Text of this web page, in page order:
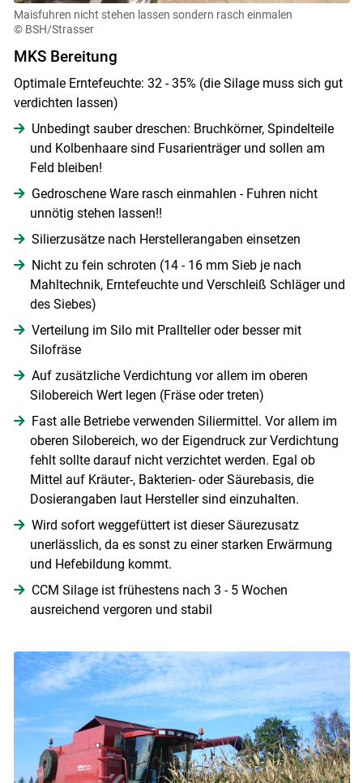
Maisfuhren nicht stehen lassen sondern rasch einmalen
© BSH/Strasser
MKS Bereitung
Optimale Erntefeuchte: 32 - 35% (die Silage muss sich gut
verdichten lassen)
Unbedingt sauber dreschen: Bruchkörner, Spindelteile
und Kolbenhaare sind Fusarienträger und sollen am
Feld bleiben!
Gedroschene Ware rasch einmahlen - Fuhren nicht
unnötig stehen lassen!!
Silierzusätze nach Herstellerangaben einsetzen
Nicht zu fein schroten (14 - 16 mm Sieb je nach
Mahltechnik, Erntefeuchte und Verschleiß Schläger und
des Siebes)
Verteilung im Silo mit Prallteller oder besser mit
Silofräse
Auf zusätzliche Verdichtung vor allem im oberen
Silobereich Wert legen (Fräse oder treten)
Fast alle Betriebe verwenden Siliermittel. Vor allem im
oberen Silobereich, wo der Eigendruck zur Verdichtung
fehlt sollte darauf nicht verzichtet werden. Egal ob
Mittel auf Kräuter-, Bakterien- oder Säurebasis, die
Dosierangaben laut Hersteller sind einzuhalten.
Wird sofort weggefüttert ist dieser Säurezusatz
unerlässlich, da es sonst zu einer starken Erwärmung
und Hefebildung kommt.
CCM Silage ist frühestens nach 3 - 5 Wochen
ausreichend vergoren und stabil